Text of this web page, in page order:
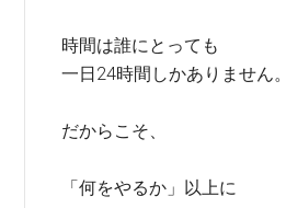
時間は誰にとっても
一日24時間しかありません。
だからこそ、
「何をやるか」以上に